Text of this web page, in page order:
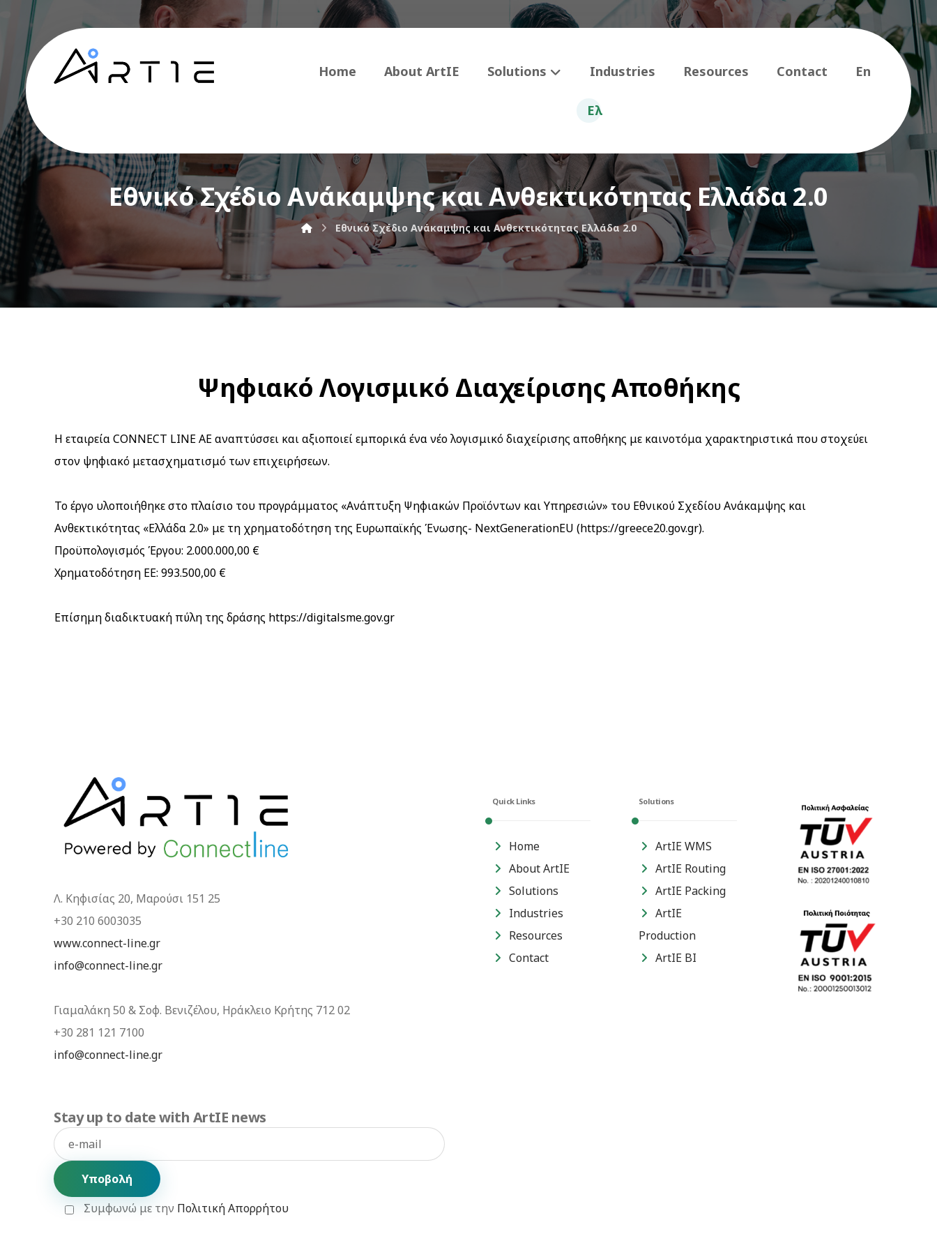
Home About ArtIE Solutions Industries Resources Contact En
Ελ
Εθνικό Σχέδιο Ανάκαμψης και Ανθεκτικότητας Ελλάδα 2.0
Εθνικό Σχέδιο Ανάκαμψης και Ανθεκτικότητας Ελλάδα 2.0
Ψηφιακό Λογισμικό Διαχείρισης Αποθήκης
Η εταιρεία CONNECT LINE AE αναπτύσσει και αξιοποιεί εμπορικά ένα νέο λογισμικό διαχείρισης αποθήκης με καινοτόμα χαρακτηριστικά που στοχεύει
στον ψηφιακό μετασχηματισμό των επιχειρήσεων.
Το έργο υλοποιήθηκε στο πλαίσιο του προγράμματος «Ανάπτυξη Ψηφιακών Προϊόντων και Υπηρεσιών» του Εθνικού Σχεδίου Ανάκαμψης και
Ανθεκτικότητας «Ελλάδα 2.0» με τη χρηματοδότηση της Ευρωπαϊκής Ένωσης- NextGenerationEU (https://greece20.gov.gr).
Προϋπολογισμός Έργου: 2.000.000,00 €
Χρηματοδότηση ΕΕ: 993.500,00 €
Επίσημη διαδικτυακή πύλη της δράσης https://digitalsme.gov.gr
Λ. Κηφισίας 20, Μαρούσι 151 25
+30 210 6003035
www.connect-line.gr
info@connect-line.gr
Γιαμαλάκη 50 & Σοφ. Βενιζέλου, Ηράκλειο Κρήτης 712 02
+30 281 121 7100
info@connect-line.gr
Stay up to date with ArtIE news
e-mail:
Συμφωνώ με την Πολιτική Απορρήτου
Quick Links
Home
About ArtIE
Solutions
Industries
Resources
Contact
Solutions
ArtIE WMS
ArtIE Routing
ArtIE Packing
ArtIE
Production
ArtIE BI